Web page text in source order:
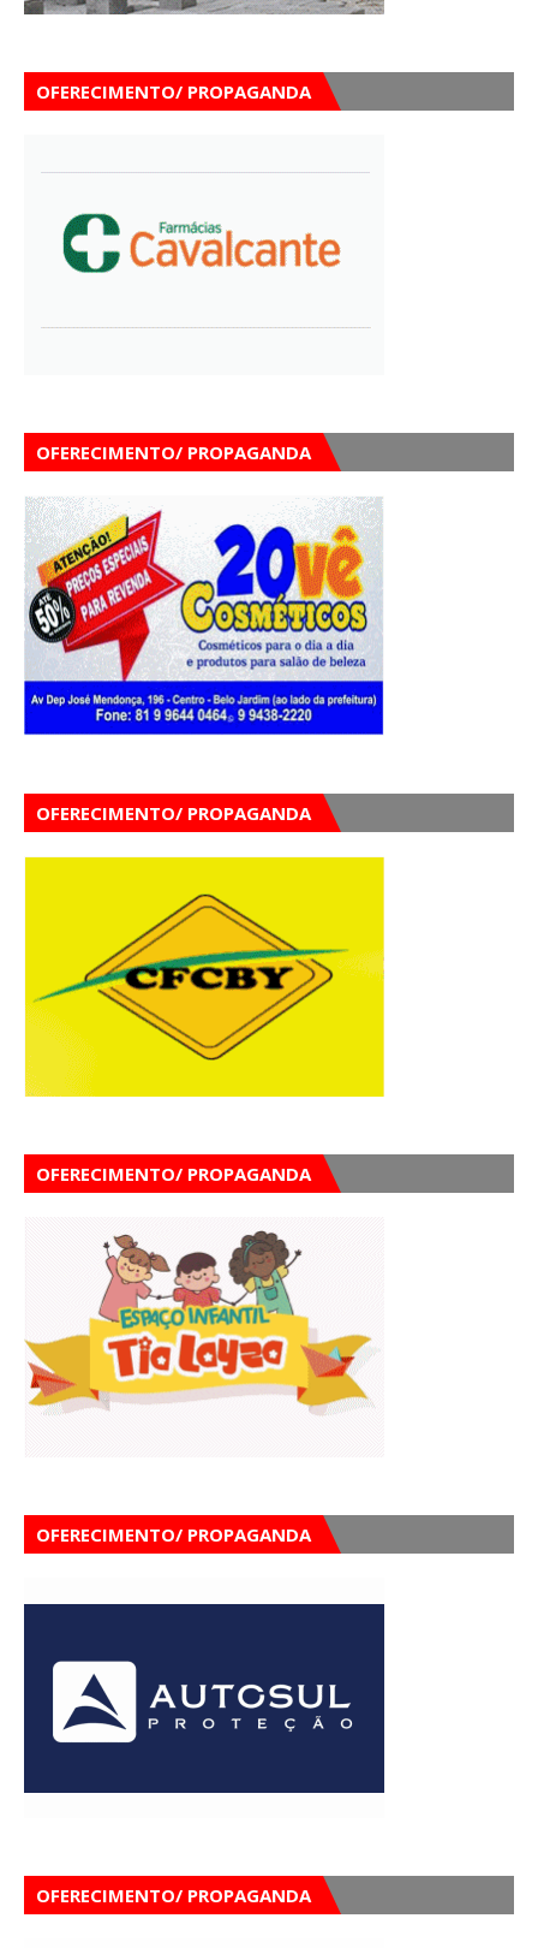
OFERECIMENTO/ PROPAGANDA
OFERECIMENTO/ PROPAGANDA
OFERECIMENTO/ PROPAGANDA
OFERECIMENTO/ PROPAGANDA
OFERECIMENTO/ PROPAGANDA
OFERECIMENTO/ PROPAGANDA